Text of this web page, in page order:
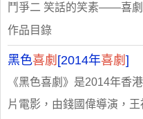
鬥爭二 笑話的笑素——喜劇
作品目錄
黑色喜劇 [2014年喜劇 ]
《黑色喜劇》是2014年香
片電影，由錢國偉導演，